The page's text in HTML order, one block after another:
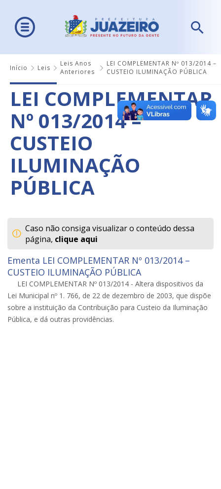
Início Leis
Leis Anos
Anteriores
LEI COMPLEMENTAR Nº 013/2014 –
CUSTEIO ILUMINAÇÃO PÚBLICA
LEI COMPLEMENTAR
Nº 013/2014 –
CUSTEIO
ILUMINAÇÃO
PÚBLICA
Caso não consiga visualizar o conteúdo dessa
página, clique aqui
Ementa LEI COMPLEMENTAR Nº 013/2014 –
CUSTEIO ILUMINAÇÃO PÚBLICA
LEI COMPLEMENTAR Nº 013/2014 - Altera dispositivos da
Lei Municipal nº 1. 766, de 22 de dezembro de 2003, que dispõe
sobre a instituição da Contribuição para Custeio da Iluminação
Pública, e dá outras providências.